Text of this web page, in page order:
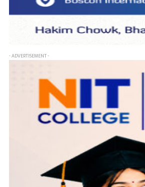
- ADVERTISEMENT -